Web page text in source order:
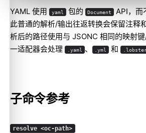
YAML 使用 yaml 包的 Document
API，而
此普通的解析/输出往返转换会保留注释
析后的路径使用与 JSONC 相同的映射
一适配器会处理
.yaml 、 .yml 和
子命令参考
resolve <oc-path>